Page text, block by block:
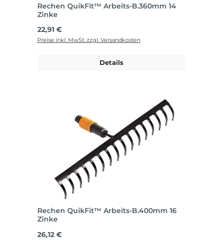
Rechen QuikFit™ Arbeits-B.360mm 14
Zinke
Regulärer Preis:
22,91 €
Preise inkl. MwSt. zzgl. Versandkosten
Details
Rechen QuikFit™ Arbeits-B.400mm 16
Zinke
Regulärer Preis:
26,12 €